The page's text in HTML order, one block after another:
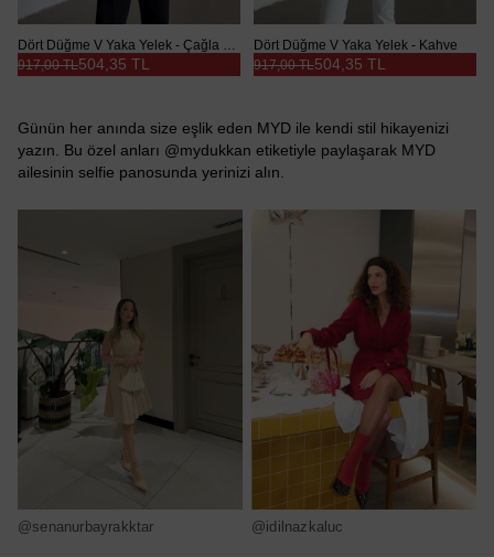
Dört Düğme V Yaka Yelek - Çağla Yeşili
504,35 TL
917,00 TL
Dört Düğme V Yaka Yelek - Kahve
504,35 TL
917,00 TL
Günün her anında size eşlik eden MYD ile kendi stil hikayenizi
yazın. Bu özel anları @mydukkan etiketiyle paylaşarak MYD
ailesinin selfie panosunda yerinizi alın.
@senanurbayrakktar @idilnazkaluc